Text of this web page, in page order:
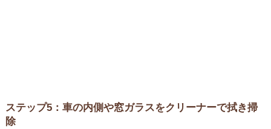
ステップ5：車の内側や窓ガラスをクリーナーで拭き掃
除